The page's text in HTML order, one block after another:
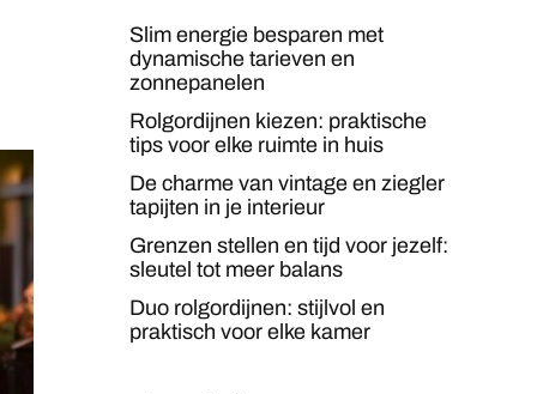
Slim energie besparen met
dynamische tarieven en
zonnepanelen
Rolgordijnen kiezen: praktische
tips voor elke ruimte in huis
De charme van vintage en ziegler
tapijten in je interieur
Grenzen stellen en tijd voor jezelf:
sleutel tot meer balans
Duo rolgordijnen: stijlvol en
praktisch voor elke kamer